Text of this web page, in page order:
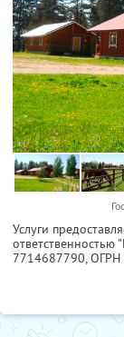
Услуги
ответственностью
7714687790,